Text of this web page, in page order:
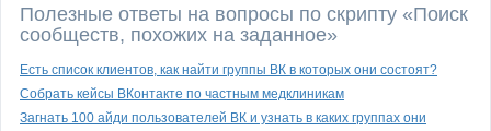
Полезные ответы на вопросы по скрипту «Поиск
сообществ, похожих на заданное»
Есть список клиентов, как найти группы ВК в которых они состоят?
Собрать кейсы ВКонтакте по частным медклиникам
Загнать 100 айди пользователей ВК и узнать в каких группах они